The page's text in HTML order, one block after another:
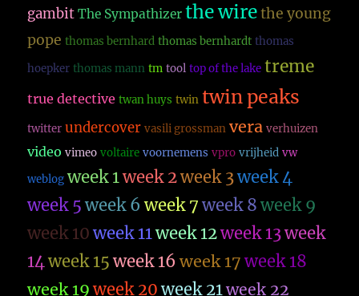
gambit The Sympathizer the wire the young
pope thomas bernhard thomas bernhardt thomas
hoepker thomas mann tm tool top of the lake treme
true detective twan huys twin twin peaks
twitter undercover vasili grossman vera verhuizen
video vimeo voltaire voornemens vpro vrijheid vw
weblog week 1week 2week 3week 4
week 5 week 6 week 7 week 8 week 9
week 10 week 11week 12week 13week
14week 15 week 16 week 17 week 18
week 19 week 20 week 21week 22